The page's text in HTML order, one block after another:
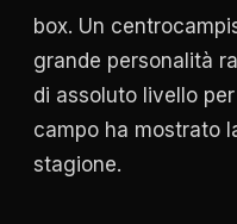
box. Un
grande personalità
di assoluto livello
campo ha mostrato
stagione.